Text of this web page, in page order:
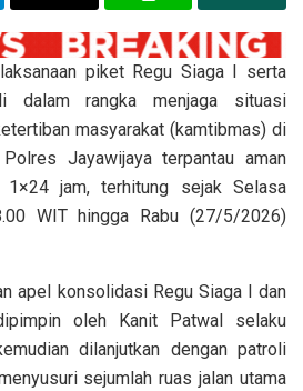
piket Regu Siaga I serta
dalam rangka menjaga situasi
masyarakat (kamtibmas) di
Jayawijaya terpantau aman
jam, terhitung sejak Selasa
WIT hingga Rabu (27/5/2026)
apel konsolidasi Regu Siaga I dan
oleh Kanit Patwal selaku
dilanjutkan dengan patroli
sejumlah ruas jalan utama